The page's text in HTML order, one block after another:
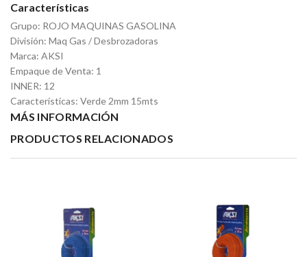
Características
Grupo: ROJO MAQUINAS GASOLINA
División: Maq Gas / Desbrozadoras
Marca: AKSI
Empaque de Venta: 1
INNER: 12
Características: Verde 2mm 15mts
MÁS INFORMACIÓN
PRODUCTOS RELACIONADOS